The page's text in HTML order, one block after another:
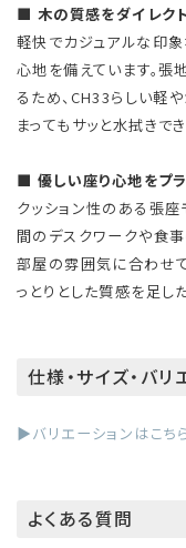
■ 木の質感をダイレクト
軽快でカジュアルな印象
心地を備えています。張
るため、CH33らしい軽
まってもサッと水拭きで
■ 優しい座り心地をプラ
クッション性のある張座
間のデスクワークや食
部屋の雰囲気に合わせ
っとりとした質感を足し
仕様・サイズ・バリ
▶バリエーションはこち
よくある質問